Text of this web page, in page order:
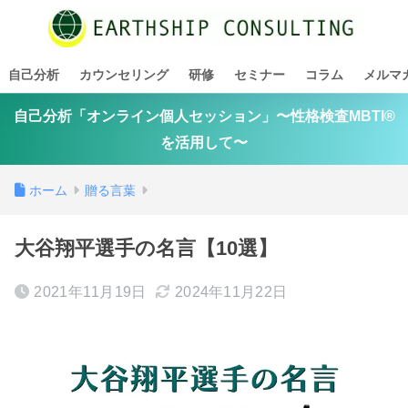
自己分析 カウンセリング 研修 セミナー コラム メルマ
自己分析「オンライン個人セッション」〜性格検査MBTI®
を活用して〜
ホーム 贈る言葉
大谷翔平選手の名言【10選】
2021年11月19日 2024年11月22日